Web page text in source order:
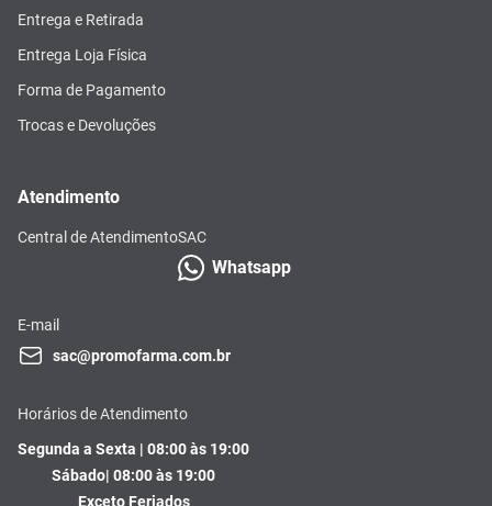
Entrega e Retirada
Entrega Loja Física
Forma de Pagamento
Trocas e Devoluções
Atendimento
Central de AtendimentoSAC
Whatsapp
E-mail
sac@promofarma.com.br
Horários de Atendimento
Segunda a Sexta | 08:00 às 19:00
Sábado| 08:00 às 19:00
Exceto Feriados